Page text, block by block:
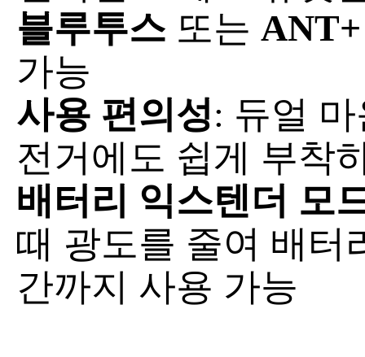
블루투스 또는 ANT+
가능
사용 편의성: 듀얼
전거에도 쉽게 부착
배터리 익스텐더 모
때 광도를 줄여 배터
간까지 사용 가능